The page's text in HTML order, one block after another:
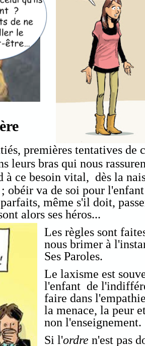
premières tentatives
leurs bras qui nous
à ce besoin vital, dès la
obéir va de soi pour
même s'il doit,
alors ses héros...
Les règles sont
nous brimer à
Ses Paroles.
Le laxisme est
l'enfant de
faire dans
la menace, la peur
non l'enseignement.
Si l'ordren'est pas